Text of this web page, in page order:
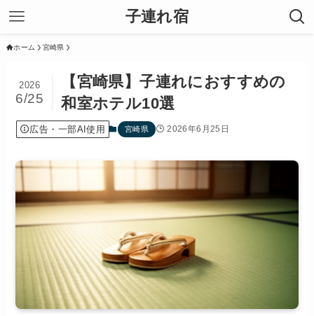
子連れ宿
ホーム 宮崎県
【宮崎県】子連れにおすすめの
和室ホテル10選
2026
6/25
広告・一部AI使用 宮崎県 2026年6月25日